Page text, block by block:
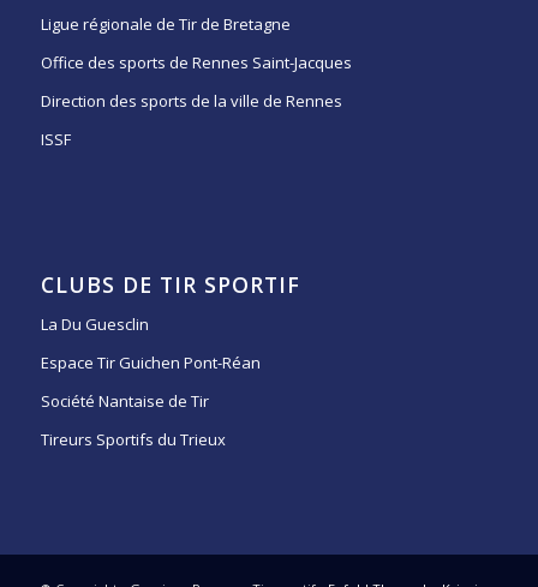
Ligue régionale de Tir de Bretagne
Office des sports de Rennes Saint-Jacques
Direction des sports de la ville de Rennes
ISSF
CLUBS DE TIR SPORTIF
La Du Guesclin
Espace Tir Guichen Pont-Réan
Société Nantaise de Tir
Tireurs Sportifs du Trieux